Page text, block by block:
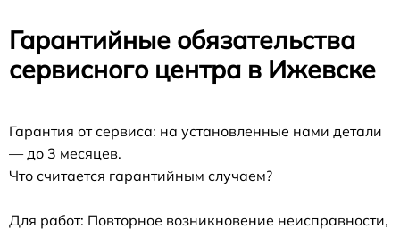
Гарантийные обязательства
сервисного центра в Ижевске
Гарантия от сервиса: на установленные нами детали
— до 3 месяцев.
Что считается гарантийным случаем?
Для работ: Повторное возникновение неисправности,